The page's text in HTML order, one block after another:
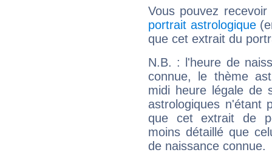
Vous pouvez
portrait astrologique
que cet extrait du
N.B. : l'heure de
connue, le thème
midi heure légale de
astrologiques n'étant
que cet extrait de
moins détaillé que
de naissance connue.